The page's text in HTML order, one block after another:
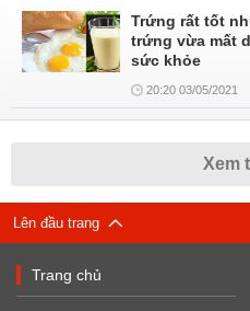
Trứng rất tốt
trứng vừa mất
sức khỏe
20:20 03/05/2021
Xem
Lên đầu trang
Trang chủ